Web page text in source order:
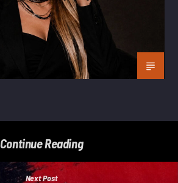
Continue Reading
Next Post